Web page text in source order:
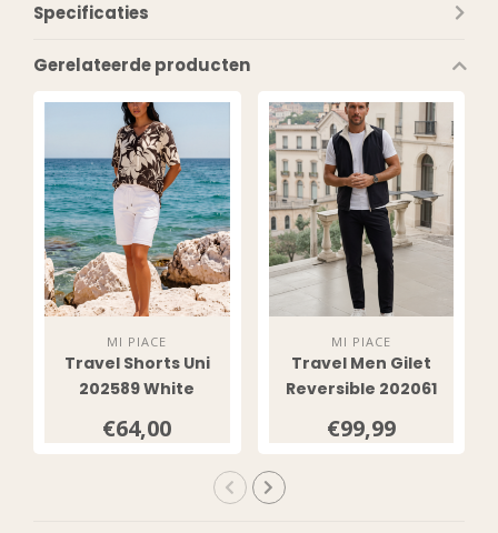
Specificaties
Gerelateerde producten
MI PIACE
Travel Shorts Uni
202589 White
€64,00
MI PIACE
Travel Men Gilet
Reversible 202061
€99,99